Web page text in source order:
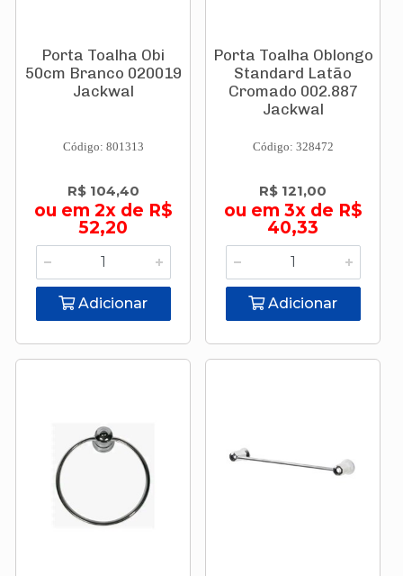
Porta Toalha Obi
50cm Branco 020019
Jackwal
Código: 801313
R$ 104,40
ou em 2x de R$
52,20
Adicionar
Porta Toalha Oblongo
Standard Latão
Cromado 002.887
Jackwal
Código: 328472
R$ 121,00
ou em 3x de R$
40,33
Adicionar